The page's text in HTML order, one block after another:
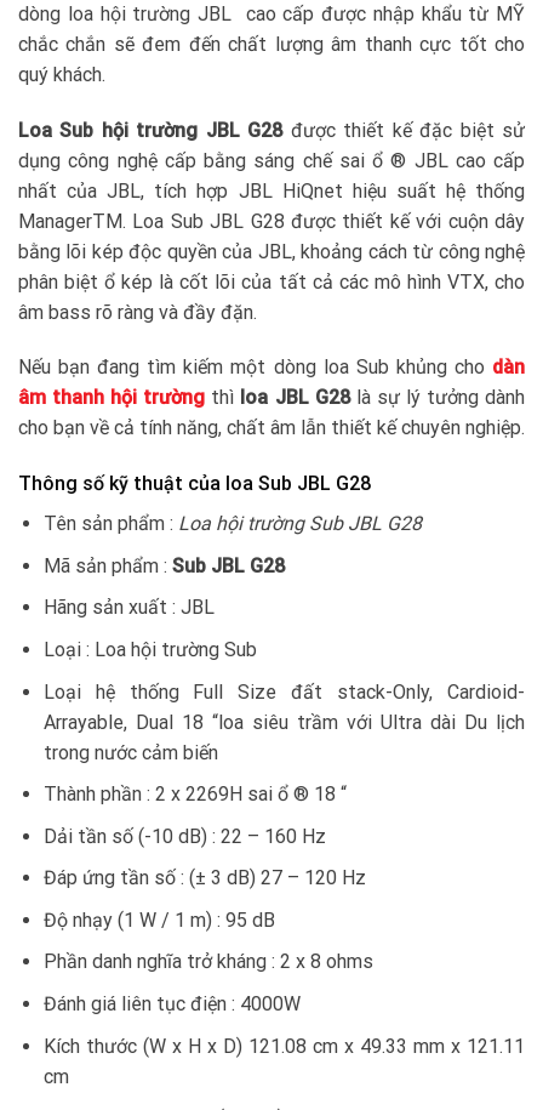
dòng loa hội trường JBL cao cấp được nhập khẩu từ MỸ
chắc chắn sẽ đem đến chất lượng âm thanh cực tốt cho
quý khách.
Loa Sub hội trường JBL G28được thiết kế đặc biệt sử
dụng công nghệ cấp bằng sáng chế sai ổ ® JBL cao cấp
nhất của JBL, tích hợp JBL HiQnet hiệu suất hệ thống
ManagerTM. Loa Sub JBL G28 được thiết kế với cuộn dây
bằng lõi kép độc quyền của JBL, khoảng cách từ công nghệ
phân biệt ổ kép là cốt lõi của tất cả các mô hình VTX, cho
âm bass rõ ràng và đầy đặn.
Nếu bạn đang tìm kiếm một dòng loa Sub khủng cho dàn
âm thanh hội trường thì loa JBL G28là sự lý tưởng dành
cho bạn về cả tính năng, chất âm lẫn thiết kế chuyên nghiệp.
Thông số kỹ thuật của loa Sub JBL G28
Tên sản phẩm : Loa hội trường Sub JBL G28
Mã sản phẩm : Sub JBL G28
Hãng sản xuất : JBL
Loại : Loa hội trường Sub
Loại hệ thống Full Size đất stack-Only, Cardioid-
Arrayable, Dual 18 “loa siêu trầm với Ultra dài Du lịch
trong nước cảm biến
Thành phần : 2 x 2269H sai ổ ® 18 “
Dải tần số (-10 dB) : 22 – 160 Hz
Đáp ứng tần số : (± 3 dB) 27 – 120 Hz
Độ nhạy (1 W / 1 m) : 95 dB
Phần danh nghĩa trở kháng : 2 x 8 ohms
Đánh giá liên tục điện : 4000W
Kích thước (W x H x D) 121.08 cm x 49.33 mm x 121.11
cm